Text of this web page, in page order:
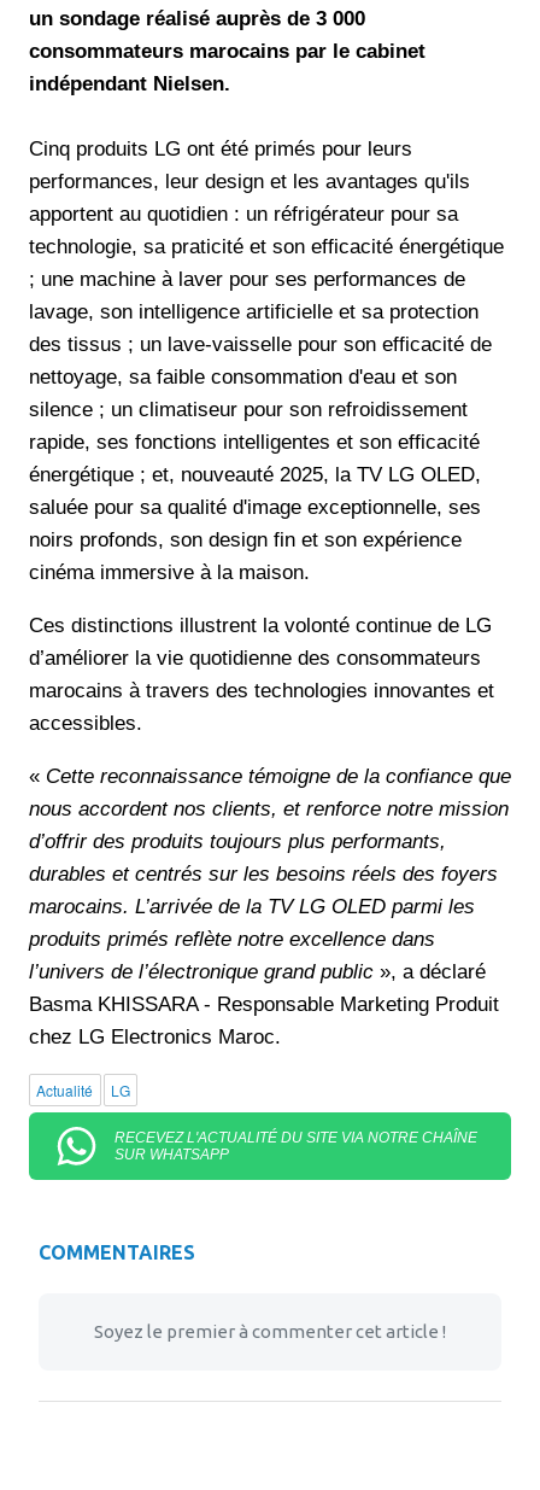
un sondage réalisé auprès de 3 000
consommateurs marocains par le cabinet
indépendant Nielsen.
Cinq produits LG ont été primés pour leurs
performances, leur design et les avantages qu'ils
apportent au quotidien : un réfrigérateur pour sa
technologie, sa praticité et son efficacité énergétique
; une machine à laver pour ses performances de
lavage, son intelligence artificielle et sa protection
des tissus ; un lave-vaisselle pour son efficacité de
nettoyage, sa faible consommation d'eau et son
silence ; un climatiseur pour son refroidissement
rapide, ses fonctions intelligentes et son efficacité
énergétique ; et, nouveauté 2025, la TV LG OLED,
saluée pour sa qualité d'image exceptionnelle, ses
noirs profonds, son design fin et son expérience
cinéma immersive à la maison.
Ces distinctions illustrent la volonté continue de LG
d’améliorer la vie quotidienne des consommateurs
marocains à travers des technologies innovantes et
accessibles.
« Cette reconnaissance témoigne de la confiance que
nous accordent nos clients, et renforce notre mission
d’offrir des produits toujours plus performants,
durables et centrés sur les besoins réels des foyers
marocains. L’arrivée de la TV LG OLED parmi les
produits primés reflète notre excellence dans
l’univers de l’électronique grand public », a déclaré
Basma KHISSARA - Responsable Marketing Produit
chez LG Electronics Maroc.
Actualité LG
RECEVEZ L'ACTUALITÉ DU SITE VIA NOTRE CHAÎNE
SUR WHATSAPP
COMMENTAIRES
Soyez le premier à commenter cet article !